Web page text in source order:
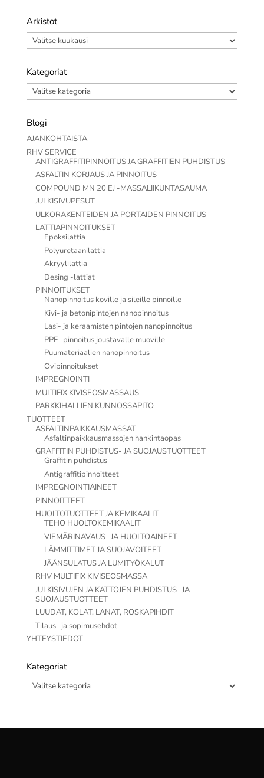
Arkistot
Arkistot
Kategoriat
Kategoriat
Blogi
AJANKOHTAISTA
RHV SERVICE
ANTIGRAFFITIPINNOITUS JA GRAFFITIEN PUHDISTUS
ASFALTIN KORJAUS JA PINNOITUS
COMPOUND MN 20 EJ -MASSALIIKUNTASAUMA
JULKISIVUPESUT
ULKORAKENTEIDEN JA PORTAIDEN PINNOITUS
LATTIAPINNOITUKSET
Epoksilattia
Polyuretaanilattia
Akryylilattia
Desing -lattiat
PINNOITUKSET
Nanopinnoitus koville ja sileille pinnoille
Kivi- ja betonipintojen nanopinnoitus
Lasi- ja keraamisten pintojen nanopinnoitus
PPF -pinnoitus joustavalle muoville
Puumateriaalien nanopinnoitus
Ovipinnoitukset
IMPREGNOINTI
MULTIFIX KIVISEOSMASSAUS
PARKKIHALLIEN KUNNOSSAPITO
TUOTTEET
ASFALTINPAIKKAUSMASSAT
Asfaltinpaikkausmassojen hankintaopas
GRAFFITIN PUHDISTUS- JA SUOJAUSTUOTTEET
Graffitin puhdistus
Antigraffitipinnoitteet
IMPREGNOINTIAINEET
PINNOITTEET
HUOLTOTUOTTEET JA KEMIKAALIT
TEHO HUOLTOKEMIKAALIT
VIEMÄRINAVAUS- JA HUOLTOAINEET
LÄMMITTIMET JA SUOJAVOITEET
JÄÄNSULATUS JA LUMITYÖKALUT
RHV MULTIFIX KIVISEOSMASSA
JULKISIVUJEN JA KATTOJEN PUHDISTUS- JA
SUOJAUSTUOTTEET
LUUDAT, KOLAT, LANAT, ROSKAPIHDIT
Tilaus- ja sopimusehdot
YHTEYSTIEDOT
Kategoriat
Kategoriat